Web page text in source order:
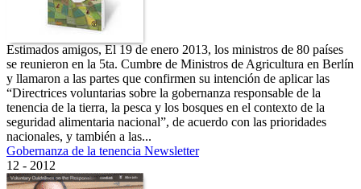
Estimados amigos, El 19 de enero 2013, los ministros de 80 países
se reunieron en la 5ta. Cumbre de Ministros de Agricultura en Berlín
y llamaron a las partes que confirmen su intención de aplicar las
“Directrices voluntarias sobre la gobernanza responsable de la
tenencia de la tierra, la pesca y los bosques en el contexto de la
seguridad alimentaria nacional”, de acuerdo con las prioridades
nacionales, y también a las...
Gobernanza de la tenencia Newsletter
12 - 2012